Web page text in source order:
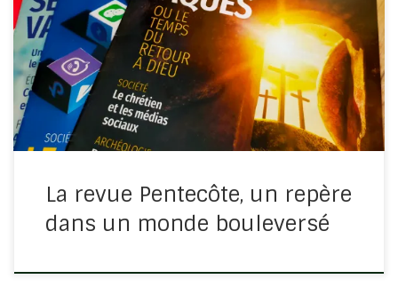
Il y a tellement de voix différentes dans notre monde, y
compris dans le monde chrétien qu’il est important
d’avoir des repères forts qui rappellent et prêchent
simplement ce que dit la Parole de Dieu, la Bible. […]
La revue Pentecôte, un repère
dans un monde bouleversé